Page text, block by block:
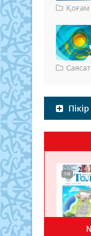
Қоғам
Саясат